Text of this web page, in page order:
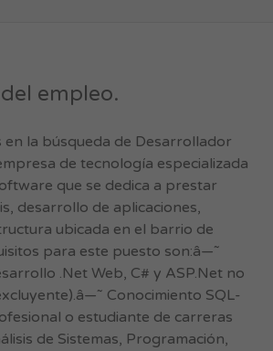
empleo.
la búsqueda de Desarrollador
de tecnología especializada
que se dedica a prestar
desarrollo de aplicaciones,
ubicada en el barrio de
para este puesto son:â—˜
.Net Web, C# y ASP.Net no
Conocimiento SQL-
o estudiante de carreras
de Sistemas, Programación,